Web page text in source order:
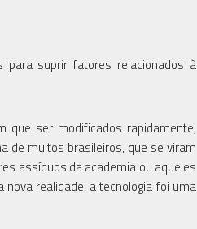
para suprir fatores relacionados à
que ser modificados rapidamente,
de muitos brasileiros, que se viram
assíduos da academia ou aqueles
realidade, a tecnologia foi uma